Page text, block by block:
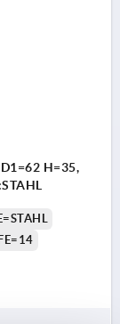
H=35,